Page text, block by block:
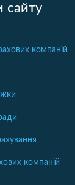
сайту
компаній
компаній